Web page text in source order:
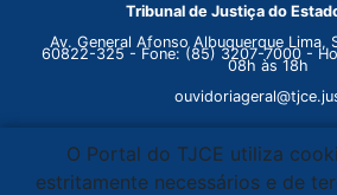
Tribunal de Justiça do
Av. General Afonso Albuquerque Lima,
60822-325 - Fone: (85) 3207-7000 -
08h às 18h
O Portal do TJCE utiliza
estritamente necessários e de